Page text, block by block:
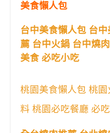
美食懶人包
台中美食懶人包 台
薦 台中火鍋 台中燒
美食 必吃小吃
桃園美食懶人包 桃
料 桃園必吃餐廳 必